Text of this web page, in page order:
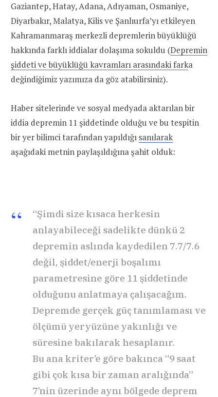
Gaziantep, Hatay, Adana, Adıyaman, Osmaniye,
Diyarbakır, Malatya, Kilis ve Şanlıurfa’yı etkileyen
Kahramanmaraş merkezli depremlerin büyüklüğü
hakkında farklı iddialar dolaşıma sokuldu (Depremin
şiddeti ve büyüklüğü kavramları arasındaki farka
değindiğimiz yazımıza da göz atabilirsiniz).
Haber sitelerinde ve sosyal medyada aktarılan bir
iddia depremin 11 şiddetinde olduğu ve bu tespitin
bir yer bilimci tarafından yapıldığı sanılarak
aşağıdaki metnin paylaşıldığına şahit olduk:
“Şimdi size kısaca herkesin
anlayabileceği sadelikte dünkü 2
depremin aslında kaydedilen 7.7/7.6
değil, şiddet/enerji boşalımı
parametresine göre 11 şiddetinde
olduğunu anlatmaya çalışacağım.
Depremde gerçek güç tanımlaması ve
ölçümü yeryüzüne yakınlığı ve
süresine bakılarak hesaplanır.
Bu ana kriter’e göre bakınca “9 saat
gibi çok kısa bir zaman aralığında”
7’nin üzerinde aynı bölgede deprem